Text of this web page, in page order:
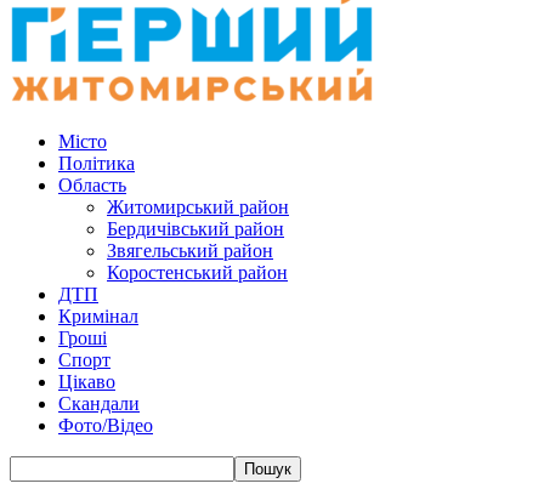
Місто
Політика
Область
Житомирський район
Бердичівський район
Звягельський район
Коростенський район
ДТП
Кримінал
Гроші
Спорт
Цікаво
Скандали
Фото/Відео